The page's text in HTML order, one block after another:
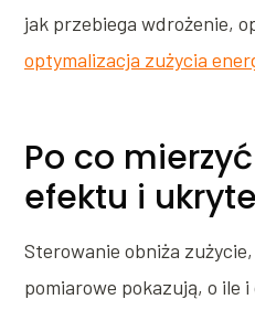
jak przebiega wdrożenie,
optymalizacja zużycia
Po co
efektu i
Sterowanie obniża
pomiarowe pokazują, o ile